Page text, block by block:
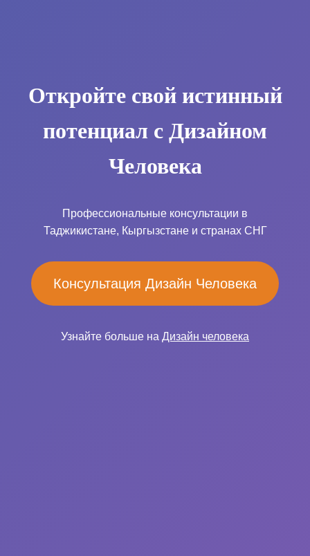
Откройте свой истинный
потенциал с Дизайном
Человека
Профессиональные консультации в
Таджикистане, Кыргызстане и странах СНГ
Консультация Дизайн Человека
Узнайте больше на Дизайн человека